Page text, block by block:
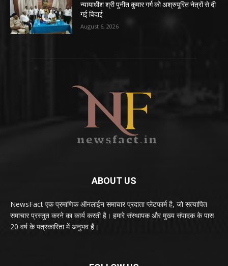
न्यायाधीश श्री पुनीत कुमार गर्ग को अश्रुपूरित नेत्रों से दी
गई विदाई
August 6, 2026
ABOUT US
NewsFact एक प्रमाणिक ऑनलाईन समाचार प्रदाता प्लेटफार्म है, जो सत्यापित
समाचार प्रस्तुत करने का कार्य करती है। हमारे संस्थापक और मुख्य संपादक के पास
20 वर्ष के पत्रकारिता में अनुभव हैं।